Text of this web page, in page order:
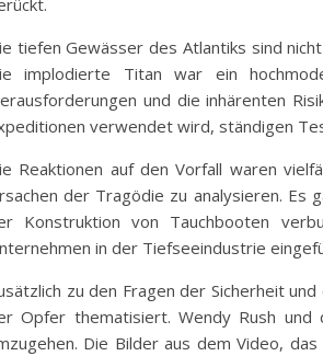
tiefen Gewässer des Atlantiks sind
implodierte Titan war ein
und die inhärenten
verwendet wird, ständigen
Reaktionen auf den Vorfall waren
der Tragödie zu analysieren. Es
Konstruktion von Tauchbooten
in der Tiefseeindustrie
zu den Fragen der Sicherheit
Opfer thematisiert. Wendy Rush
Die Bilder aus dem Video,